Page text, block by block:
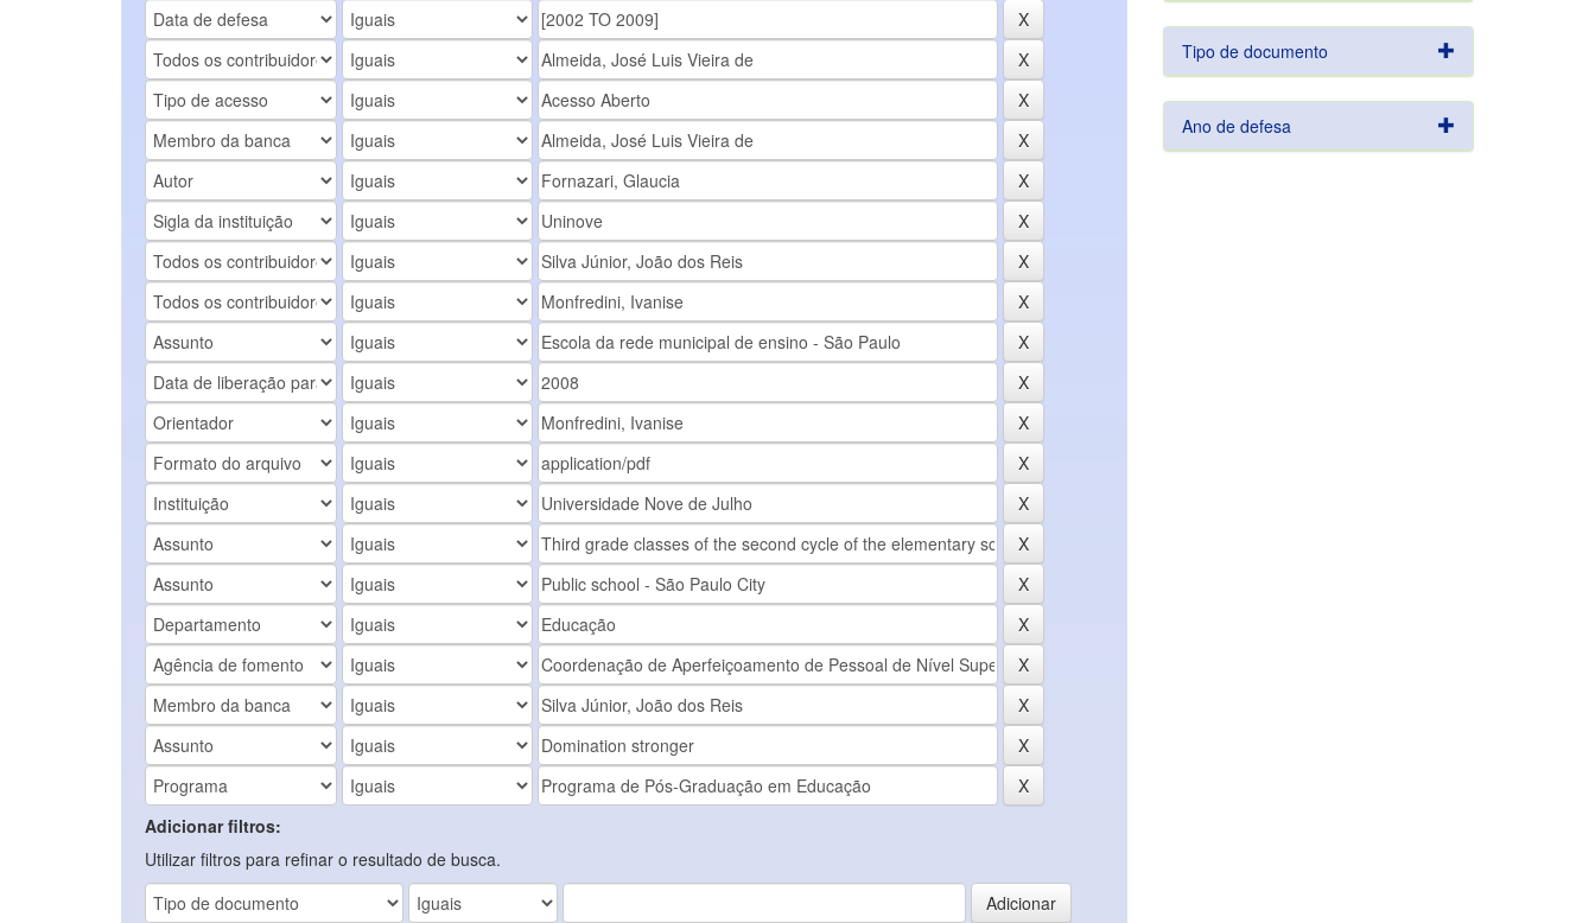
Adicionar filtros:
Utilizar filtros para refinar o resultado de busca.
Tipo de documento
Ano de defesa